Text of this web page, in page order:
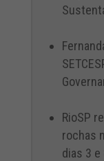
RioSP
rochas
dias 3